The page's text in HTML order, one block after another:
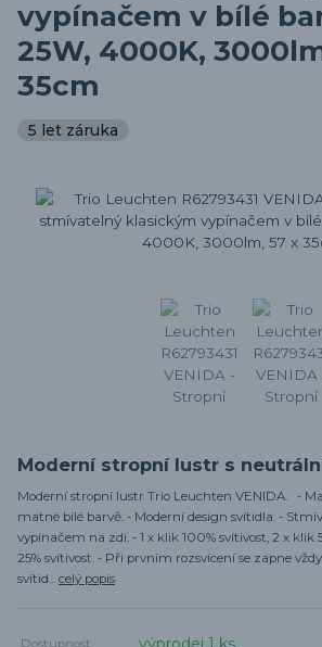
vypínačem v bílé
25W, 4000K,
35cm
5 let záruka
Moderní stropní lustr s
Moderní stropní lustr Trio Leuchten VENIDA. -
matné bílé barvě. - Moderní design svítidla. -
vypínačem na zdi. - 1 x klik 100% svítivost, 2 x klik
25% svítivost. - Při prvním rozsvícení se zapne
svítid... celý popis